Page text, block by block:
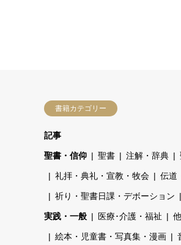
書籍カテゴリー
記事
聖書・信仰 聖書 注解・辞典
礼拝・典礼・宣教・牧会 伝道
祈り・聖書日課・デボーション
実践・一般 医療･介護・福祉
絵本・児童書・写真集・漫画